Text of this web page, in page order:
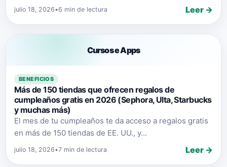
julio 18, 2026•6 min de lectura Leer →
Cursos e Apps
BENEFICIOS
Más de 150 tiendas que ofrecen regalos de
cumpleaños gratis en 2026 (Sephora, Ulta, Starbucks
y muchas más)
El mes de tu cumpleaños te da acceso a regalos gratis
en más de 150 tiendas de EE. UU., y...
julio 18, 2026•7 min de lectura Leer →